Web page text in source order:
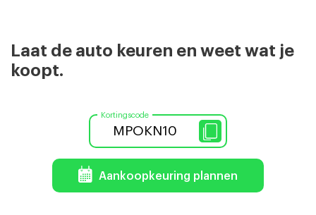
Laat de auto keuren en weet wat je
koopt.
MPOKN10
Aankoopkeuring plannen